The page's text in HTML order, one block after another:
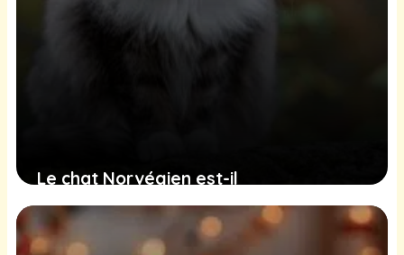
Le chat Norvégien est-il
hypoallergénique ?
20 juin 2025